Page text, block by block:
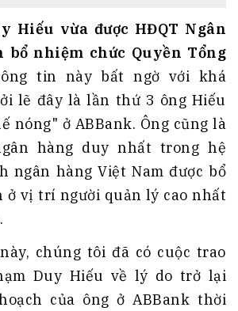
Hiếu vừa được HĐQT Ngân
bổ nhiệm chức Quyền Tổng
tin này bất ngờ với khá
lẽ đây là lần thứ 3 ông Hiếu
nóng" ở ABBank. Ông cũng là
hàng duy nhất trong hệ
ngân hàng Việt Nam được bổ
ở vị trí người quản lý cao nhất
chúng tôi đã có cuộc trao
Duy Hiếu về lý do trở lại
của ông ở ABBank thời